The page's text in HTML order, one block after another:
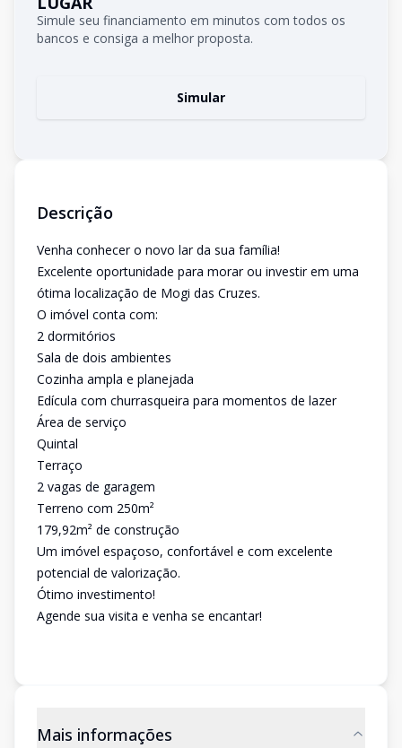
Simule seu financiamento em minutos com todos os
bancos e consiga a melhor proposta.
Simular
Descrição
Venha conhecer o novo lar da sua família!
Excelente oportunidade para morar ou investir em uma
ótima localização de Mogi das Cruzes.
O imóvel conta com:
2 dormitórios
Sala de dois ambientes
Cozinha ampla e planejada
Edícula com churrasqueira para momentos de lazer
Área de serviço
Quintal
Terraço
2 vagas de garagem
Terreno com 250m²
179,92m² de construção
Um imóvel espaçoso, confortável e com excelente
potencial de valorização.
Ótimo investimento!
Agende sua visita e venha se encantar!
Mais informações